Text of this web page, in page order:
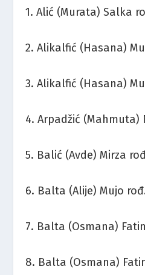
1. Alić (Murata) Salka
2. Alikalfić (Hasana)
3. Alikalfić (Hasana)
4. Arpadžić (Mahmuta)
5. Balić (Avde) Mirza
6. Balta (Alije) Mujo
7. Balta (Osmana)
8. Balta (Osmana)